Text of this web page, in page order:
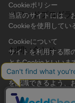
リワードプログラ
お問い合わせ
会社
Cookieポリシー
当店のサイトには、
Cookieを使用してい
Cookieについて
サイトを利用する際
とをCookieといいま
Cookieはお客様がサ
を認識できるよう、
れます。